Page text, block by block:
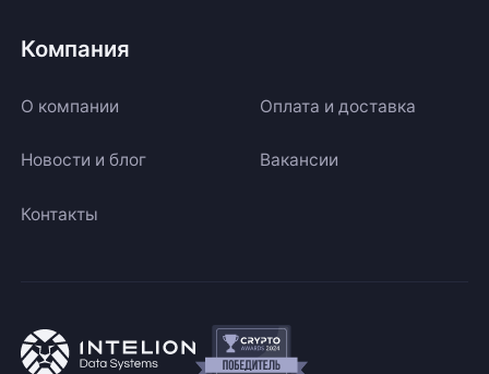
Компания
О компании Оплата и доставка
Новости и блог Вакансии
Контакты